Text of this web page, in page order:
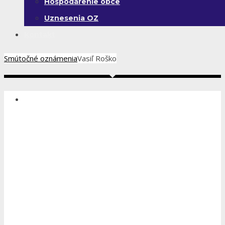
Uznesenia OZ
Smútočné oznámeniaVasiľ Roško